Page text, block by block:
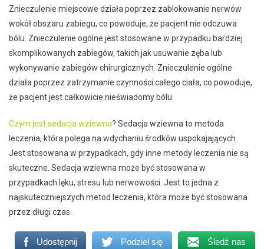
Znieczulenie miejscowe działa poprzez zablokowanie nerwów
wokół obszaru zabiegu, co powoduje, że pacjent nie odczuwa
bólu. Znieczulenie ogólne jest stosowane w przypadku bardziej
skomplikowanych zabiegów, takich jak usuwanie zęba lub
wykonywanie zabiegów chirurgicznych. Znieczulenie ogólne
działa poprzez zatrzymanie czynności całego ciała, co powoduje,
że pacjent jest całkowicie nieświadomy bólu.
Czym jest sedacja wziewna? Sedacja wziewna to metoda
leczenia, która polega na wdychaniu środków uspokajających.
Jest stosowana w przypadkach, gdy inne metody leczenia nie są
skuteczne. Sedacja wziewna może być stosowana w
przypadkach lęku, stresu lub nerwowości. Jest to jedna z
najskuteczniejszych metod leczenia, która może być stosowana
przez długi czas.
Udostępnij Podziel się Śledź nas